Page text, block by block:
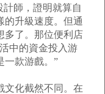
計師，證明就算自
的升級速度。但通
多了。那位便利店
中的資金投入游
一款游戲。”
化截然不同。在